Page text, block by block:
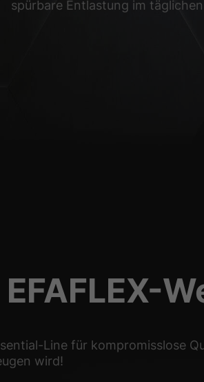
spürbare Entlastung im
Line für kompromisslose
wird!